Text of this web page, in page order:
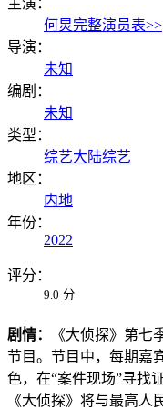
主演：
何炅完整演员表>>
导演：
未知
编剧：
未知
类型：
综艺大陆综艺
地区：
内地
年份：
2022
评分：
9.0 分
剧情：
《大侦探》第七
节目。节目中，每期嘉
色，在“案件现场”寻找
《大侦探》将与最高人